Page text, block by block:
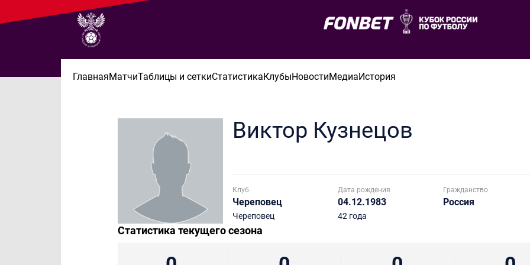
ГлавнаяМатчиТаблицы и сеткиСтатистикаКлубыНовостиМедиаИстория
Виктор Кузнецов
Клуб
Череповец
Череповец
Дата рождения
04.12.1983
42 года
Гражданство
Россия
Статистика текущего сезона